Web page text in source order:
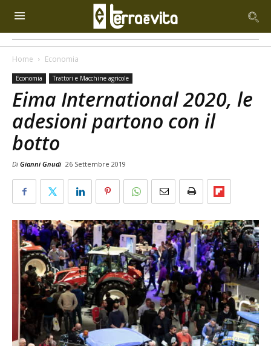
Home Economia
Economia Trattori e Macchine agricole
Eima International 2020, le
adesioni partono con il
botto
Di Gianni Gnudi 26 Settembre 2019